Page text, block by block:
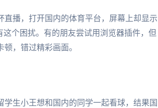
播，打开国内的体育平台，屏幕上却显示
个困扰。有的朋友尝试用浏览器插件，但
，错过精彩画面。
生小王想和国内的同学一起看球，结果国